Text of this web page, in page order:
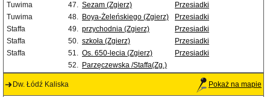
Tuwima
47. Sezam (Zgierz)
Przesiadki
Tuwima
48. Boya-Żeleńskiego (Zgierz)
Przesiadki
Staffa
49. przychodnia (Zgierz)
Przesiadki
Staffa
50. szkoła (Zgierz)
Przesiadki
Staffa
51. Os. 650-lecia (Zgierz)
Przesiadki
52. Parzęczewska /Staffa(Zg.)
Dw. Łódź Kaliska Pokaż na mapie